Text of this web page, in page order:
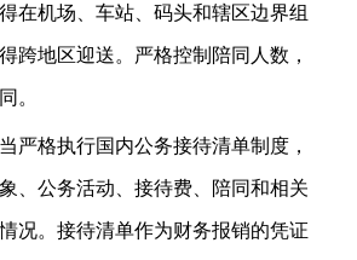
机场、车站、码头和辖区边界组
跨地区迎送。严格控制陪同人数，
。
格执行国内公务接待清单制度，
、公务活动、接待费、陪同和相关
况。接待清单作为财务报销的凭证